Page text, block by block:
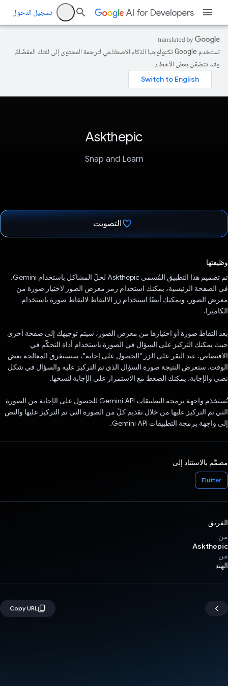
تسجيل الدخول
تستخدم Google تكنولوجيا الذكاء الاصطناعي لترجمة المحتوى إلى لغتك المفضّلة،
وقد تتضمّن بعض الأخطاء.
Askthepic
Snap and Learn
التصويت
وظيفتها
تم تصميم هذا التطبيق المُسمى Askthepic لحلّ المشاكل باستخدام Gemini.
في الصفحة الرئيسية، يمكنك استخدام رمز معرض الصور لاختيار صورة من
معرض الصور، ويمكنك أيضًا استخدام زر الالتقاط لالتقاط صورة باستخدام
الكاميرا.
بعد التقاط صورة أو اختيارها من معرض الصور، سيتم توجيهك إلى صفحة أخرى
حيث يمكنك التركيز على السؤال في الصورة باستخدام أداة التحكّم في
الاقتصاص. عند النقر على الزر "الحصول على إجابة"، ستستغرق المعالجة بعض
الوقت. ستعرض النتيجة صورة السؤال الذي تم التركيز عليه والسؤال في شكل
نصي والإجابة. يمكنك الضغط مع الاستمرار على الإجابة لنسخها.
تُستخدَم واجهة برمجة التطبيقات Gemini API للحصول على الإجابة من الصورة
التي تم التركيز عليها من خلال تقديم كلّ من الصورة التي تم التركيز عليها والنص
إلى واجهة برمجة التطبيقات Gemini API.
مصمَّم بالاستناد إلى
Flutter
الفريق
من
Askthepic
من
الهند